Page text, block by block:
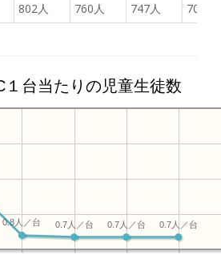
802人 760人 747人 702人
１台当たりの児童生徒数
0.7人／台
0.7人／台
0.7人／台
0.8人／台